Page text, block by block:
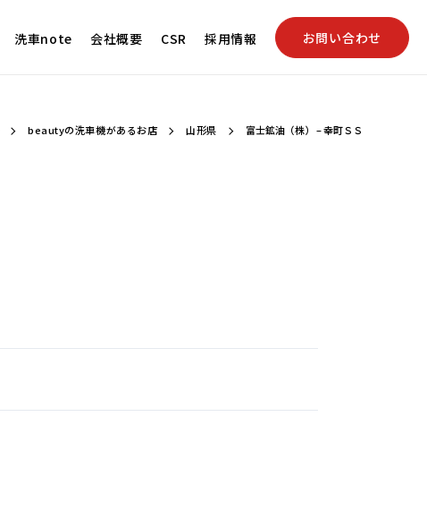
洗車note 会社概要 CSR 採用情報 お問い合わせ
beautyの洗車機があるお店 山形県 富士鉱油（株） – 幸町ＳＳ